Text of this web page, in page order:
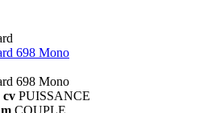
698 Mono
698 Mono
cv PUISSANCE
COUPLE